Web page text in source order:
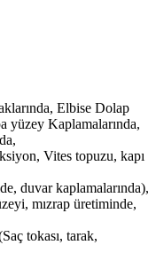
Elbise Dolap
yüzey Kaplamalarında,
Vites topuzu, kapı
duvar kaplamalarında),
mızrap üretiminde,
tokası, tarak,